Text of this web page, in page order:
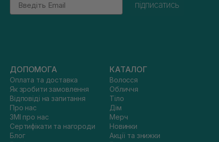
підписатись
ДОПОМОГА
Оплата та доставка
Як зробити замовлення
Відповіді на запитання
Про нас
ЗМІ про нас
Сертифікати та нагороди
Блог
КАТАЛОГ
Волосся
Обличчя
Тіло
Дім
Мерч
Новинки
Акції та знижки